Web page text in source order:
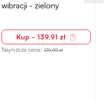
wibracji - zielony
Kup - 139,91 zł
Najniższa cena:215,90 zł